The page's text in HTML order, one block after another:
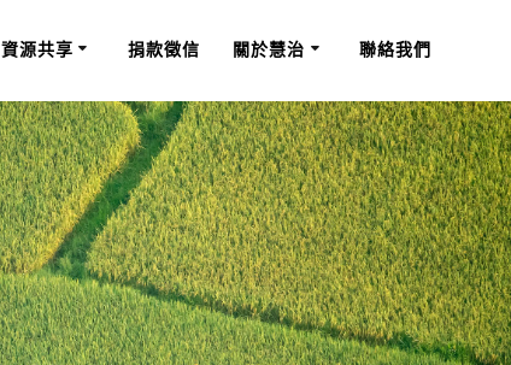
資源共享 捐款徵信 關於慧治 聯絡我們